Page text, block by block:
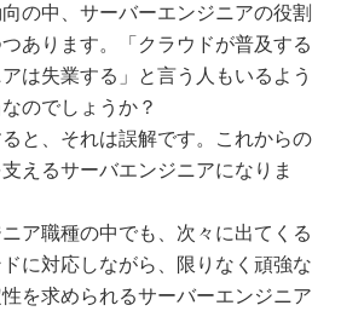
の中、サーバーエンジニアの役割
あります。「クラウドが普及する
は失業する」と言う人もいるよう
のでしょうか？
と、それは誤解です。これからの
えるサーバエンジニアになりま
ア職種の中でも、次々に出てくる
に対応しながら、限りなく頑強な
を求められるサーバーエンジニア